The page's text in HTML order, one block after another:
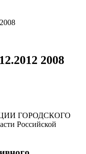
2008
ГОРОДСКОГО
Российской